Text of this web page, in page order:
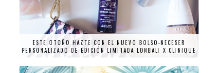
ESTE OTOÑO HAZTE CON EL NUEVO BOLSO-NECESER
PERSONALIZADO DE EDICIÓN LIMITADA LONBALI X CLINIQUE